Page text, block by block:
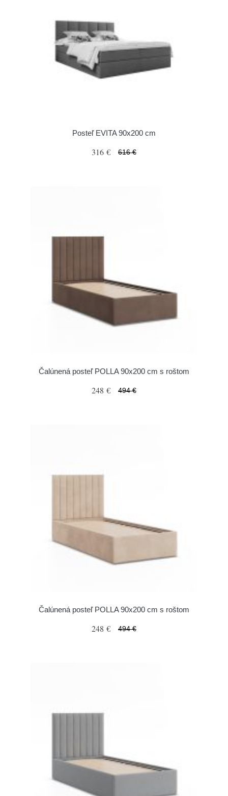
Posteľ EVITA 90x200 cm
316 € 616 €
Čalúnená posteľ POLLA 90x200 cm s roštom
248 € 494 €
Čalúnená posteľ POLLA 90x200 cm s roštom
248 € 494 €